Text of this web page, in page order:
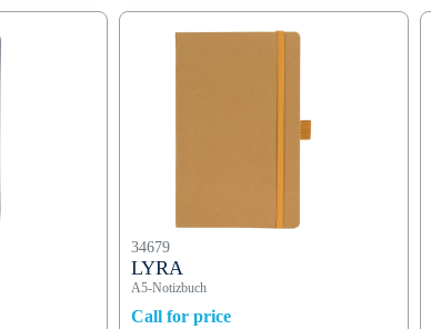
34679
LYRA
A5-Notizbuch
Call for price